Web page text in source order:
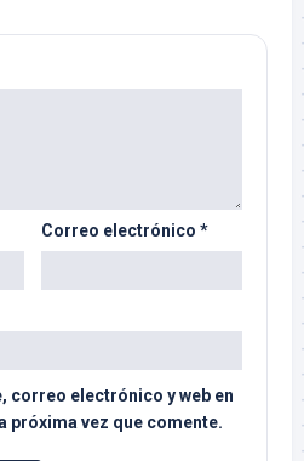
Correo electrónico *
correo electrónico y web en
próxima vez que comente.